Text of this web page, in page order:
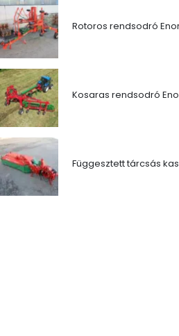
Rotoros rendsodró
Kosaras rendsodró
Függesztett tárcsás